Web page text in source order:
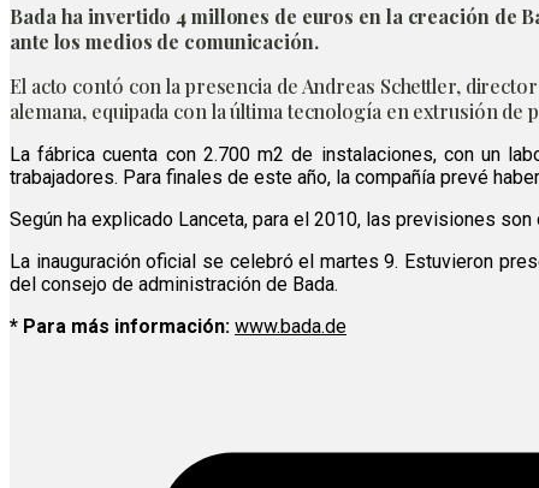
Bada ha invertido 4 millones de euros en la creación de
ante los medios de comunicación.
El acto contó con la presencia de Andreas Schettler,
alemana, equipada con la última tecnología en extrusión
La fábrica cuenta con 2.700 m2 de instalaciones, con un
trabajadores. Para finales de este año, la compañía prevé
Según ha explicado Lanceta, para el 2010, las previsiones
La inauguración oficial se celebró el martes 9. Estuvieron
del consejo de administración de Bada.
* Para más información: www.bada.de